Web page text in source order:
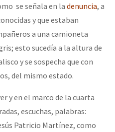
se publica no Estado Espanhol
Nossas lutas pela
30 años de Resistencia y
se señala en la denuncia, a
y que estaban
a una camioneta
esto sucedía a la altura de
y se sospecha que con
del mismo estado.
y en el marco de la cuarta
escuchas, palabras:
Patricio Martínez, como